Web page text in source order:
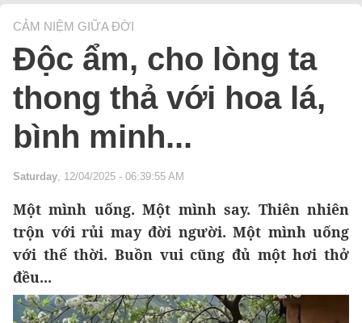
CẢM NIỆM GIỮA ĐỜI
Độc ẩm, cho lòng ta
thong thả với hoa lá,
bình minh...
Saturday, 12/04/2025 - 06:39:55 AM
Một mình uống. Một mình say. Thiên nhiên
trộn với rủi may đời người. Một mình uống
với thế thời. Buồn vui cũng đủ một hơi thở
đều...